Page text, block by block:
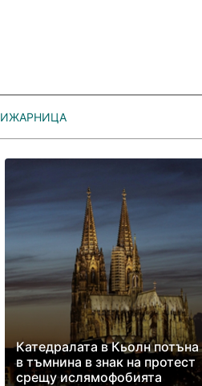
Катедралата в Кьолн потъна
в тъмнина в знак на протест
срещу ислямофобията